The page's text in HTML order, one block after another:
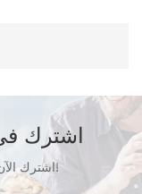
اشترك في
اشترك الآن للحصول على أحدث أخبار شركتنا!